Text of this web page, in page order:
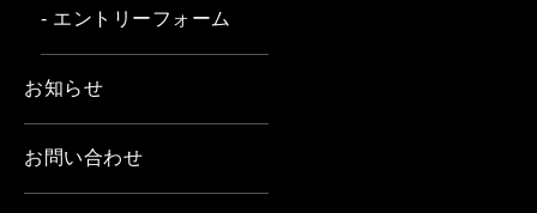
- エントリーフォーム
お知らせ
お問い合わせ